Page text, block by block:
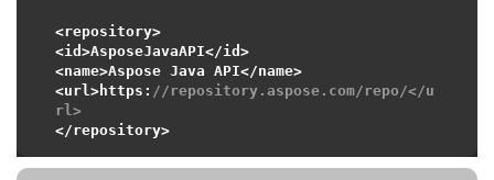
<repository>
<id>AsposeJavaAPI</id>
<name>Aspose Java API</name>
<url>https: //repository.aspose.com/repo/</u
rl>